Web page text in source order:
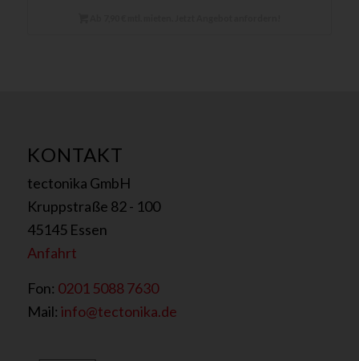
KONTAKT
tectonika GmbH
Kruppstraße 82 - 100
45145 Essen
Anfahrt
Fon: 0201 5088 7630
Mail: info@tectonika.de